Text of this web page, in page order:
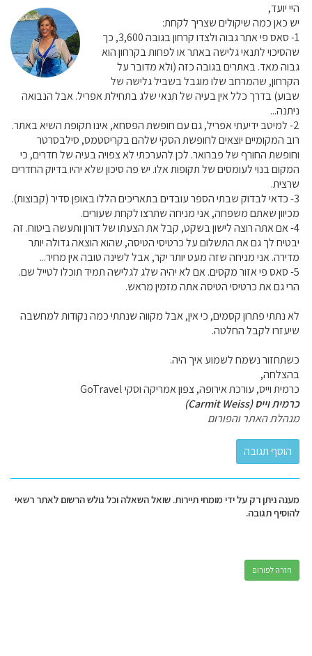
היי יועד,
יש כאן כמה שיקולים שצריך לקחת:
1- סאס פי אתר גבוה ולצדו קרחון בגובה 3,600, כך
שהסיכוי לתנאי גלישה באתר או לפחות בקרחון הוא
גבוה מאד. באתרים בגובה כזה (ולא מדובר על
הקרחון, שהמרחב שלו מוגבל בשביל גלישה של
שבוע) בדרך כלל אין בעיה של תנאי שלג בתחילת אפריל. אבל הנבואה
ניתנה...
2- למיטב ידיעתי אפריל, גם עם חופשת הפסחא, אינו תקופת השיא באתר.
רוב המקומיים יוצאים לחופשת הסקי שלהם בקריסטמס, סילבסרטר
וחופשת החורף של פברואר. לכן להערכתי לא צפויה בעיה של חדרים, כי
המקום בנוי לעומסים של תקופות אלו. יש פה סיכון שלא יהיו בדיוק החדרים
שרצית.
3- כדאי לבדוק שבתי הספר עובדים בתאריכים הללו באופן סדיר (קבוצות).
מכיוון שאתם משפחה, אני מניחה שתרצו לקחת שעורים.
4- אם אתה רוצה לישון בשקט, קבל את הצעתו של דורון ותעשה ביטוח. זה
יבטיח לך גם את התשלום על כרטיסי הטיסה, שהוא הוצאה גדולה יותר
מדירה. אני מניחה שזה מעט יותר יקר, אבל לשינה טובה אין מחיר...
5- סאס פי אזור מקסים. אם לא יהיה שלג לגלישה תמיד תוכלו לטייל שם.
הרי גם את כרטיסי הטיסה אתה מזמין מראש.
לא נתתי פתרון קסמים, כי אין, אבל מקווה שנתתי כמה נקודות למחשבה
שיעזרו לקבל החלטה.
כשתחזור נשמח לשמוע איך היה.
בהצלחה,
כרמית וייס, עורכת אירופה, צפון אמריקה וסקי GoTravel
כרמית וייס (Carmit Weiss)
מנהלת האתר והפורום
מענה ניתן רק על ידי מומחי תיירות. שואל השאלה וכל גולש הרשום לאתר רשאי
להוסיף תגובה.
חזרה לפורום